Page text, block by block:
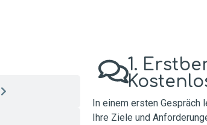
1.
In einem ersten Gespräch
Ihre Ziele und